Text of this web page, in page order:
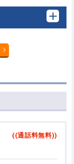
((通話料無料))